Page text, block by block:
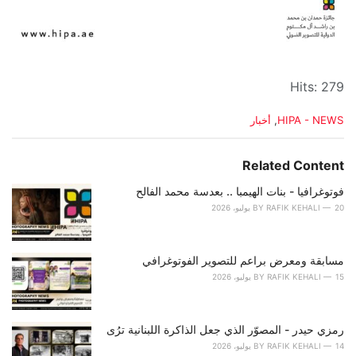
Hits: 279
C
e
o
r
:
HIPA - NEWS
, أخبار
Related Content
فوتوغرافيا - بنات الهيمبا .. بعدسة محمد الفالح
BY RAFIK KEHALI 20 يوليو، 2026
مسابقة ومعرض براعم للتصوير الفوتوغرافي
BY RAFIK KEHALI 15 يوليو، 2026
رمزي حيدر - المصوّر الذي جعل الذاكرة اللبنانية ترُى
BY RAFIK KEHALI 14 يوليو، 2026